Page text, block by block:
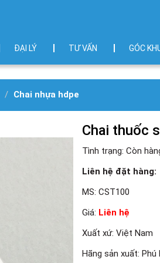
ĐẠI LÝ TƯ VẤN GÓC
Chai nhựa hdpe
Chai thuốc
Tình trạng: Còn
Liên hệ đặt hàng:
MS: CST100
Giá: Liên hệ
Xuất xứ: Việt Nam
Hãng sản xuất: Phú